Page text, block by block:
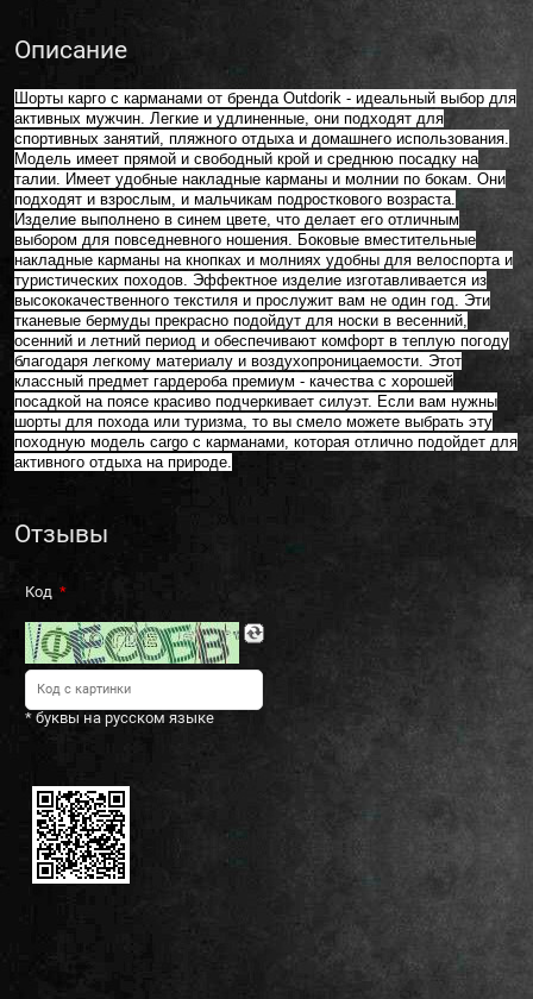
Описание
Шорты карго с карманами от бренда Outdorik - идеальный выбор для
активных мужчин. Легкие и удлиненные, они подходят для
спортивных занятий, пляжного отдыха и домашнего использования.
Модель имеет прямой и свободный крой и среднюю посадку на
талии. Имеет удобные накладные карманы и молнии по бокам. Они
подходят и взрослым, и мальчикам подросткового возраста.
Изделие выполнено в синем цвете, что делает его отличным
выбором для повседневного ношения. Боковые вместительные
накладные карманы на кнопках и молниях удобны для велоспорта и
туристических походов. Эффектное изделие изготавливается из
высококачественного текстиля и прослужит вам не один год. Эти
тканевые бермуды прекрасно подойдут для носки в весенний,
осенний и летний период и обеспечивают комфорт в теплую погоду
благодаря легкому материалу и воздухопроницаемости. Этот
классный предмет гардероба премиум - качества с хорошей
посадкой на поясе красиво подчеркивает силуэт. Если вам нужны
шорты для похода или туризма, то вы смело можете выбрать эту
походную модель cargo с карманами, которая отлично подойдет для
активного отдыха на природе.
Отзывы
Код
* буквы на русском языке